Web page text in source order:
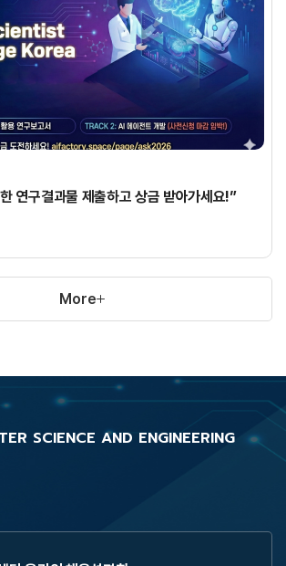
연구결과물 제출하고 상금 받아가세요!”
More
SCIENCE AND ENGINEERING